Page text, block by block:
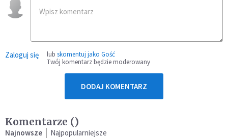
Zaloguj się lub skomentuj jako Gość
Twój komentarz będzie moderowany
DODAJ KOMENTARZ
Komentarze ()
Najnowsze Najpopularniejsze